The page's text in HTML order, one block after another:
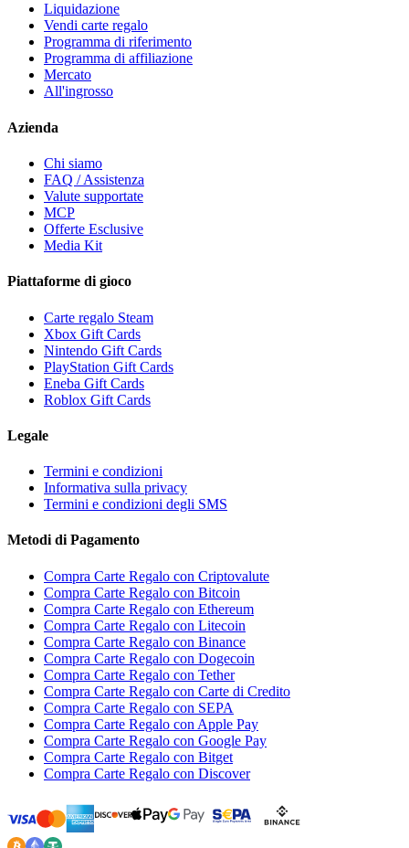
Liquidazione
Vendi carte regalo
Programma di riferimento
Programma di affiliazione
Mercato
All'ingrosso
Azienda
Chi siamo
FAQ / Assistenza
Valute supportate
MCP
Offerte Esclusive
Media Kit
Piattaforme di gioco
Carte regalo Steam
Xbox Gift Cards
Nintendo Gift Cards
PlayStation Gift Cards
Eneba Gift Cards
Roblox Gift Cards
Legale
Termini e condizioni
Informativa sulla privacy
Termini e condizioni degli SMS
Metodi di Pagamento
Compra Carte Regalo con Criptovalute
Compra Carte Regalo con Bitcoin
Compra Carte Regalo con Ethereum
Compra Carte Regalo con Litecoin
Compra Carte Regalo con Binance
Compra Carte Regalo con Dogecoin
Compra Carte Regalo con Tether
Compra Carte Regalo con Carte di Credito
Compra Carte Regalo con SEPA
Compra Carte Regalo con Apple Pay
Compra Carte Regalo con Google Pay
Compra Carte Regalo con Bitget
Compra Carte Regalo con Discover